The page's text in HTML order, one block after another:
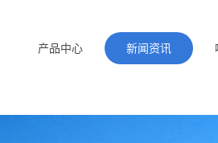
产品中心 新闻资讯